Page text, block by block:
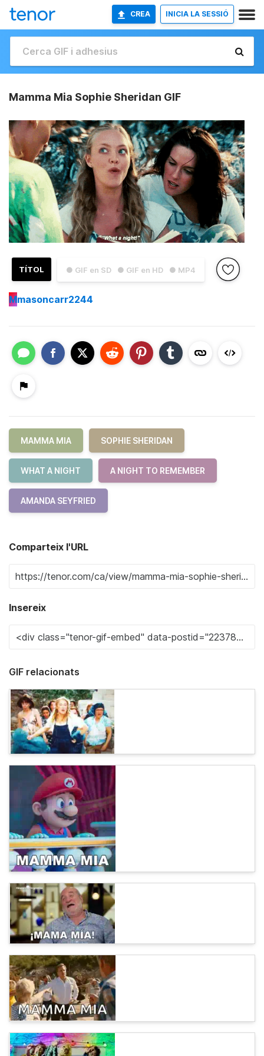
CREA INICIA LA SESSIÓ
Mamma Mia Sophie Sheridan GIF
● GIF en SD ● GIF en HD ● MP4
TÍTOL
Mmasoncarr2244
MAMMA MIA SOPHIE SHERIDAN
WHAT A NIGHT A NIGHT TO REMEMBER
AMANDA SEYFRIED
Comparteix l'URL
Insereix
GIF relacionats